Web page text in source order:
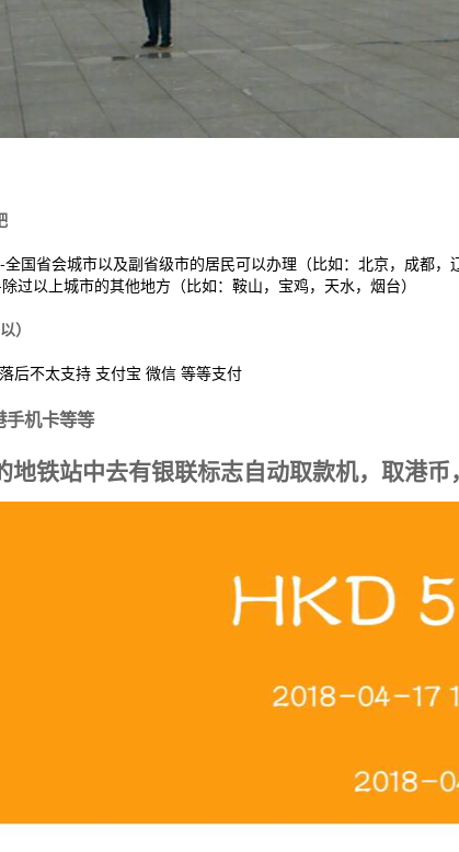
国省会城市以及副省级市的居民可以办理（比如：北京，成都
过以上城市的其他地方（比如：鞍山，宝鸡，天水，烟台）
）
后不太支持 支付宝 微信 等等支付
手机卡等等
铁站中去有银联标志自动取款机，取港